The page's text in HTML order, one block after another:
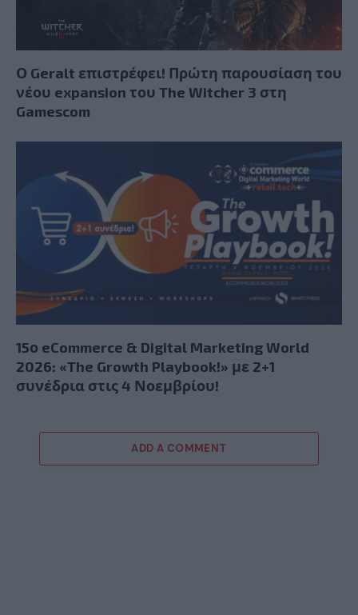
Ο Geralt επιστρέφει! Πρώτη παρουσίαση του
νέου expansion του The Witcher 3 στη
Gamescom
15ο eCommerce & Digital Marketing World
2026: «The Growth Playbook!» με 2+1
συνέδρια στις 4 Νοεμβρίου!
ADD A COMMENT